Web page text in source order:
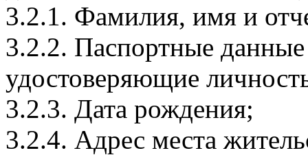
3.2.1. Фамилия, имя и
3.2.2. Паспортные
удостоверяющие
3.2.3. Дата рождения;
3.2.4. Адрес места